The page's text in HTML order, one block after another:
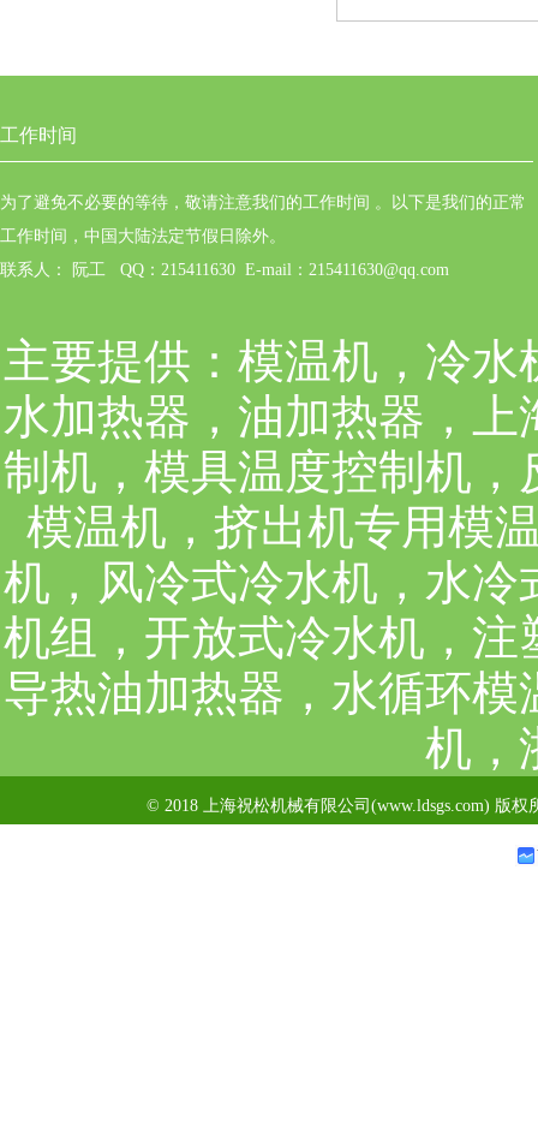
工作时间
为了避免不必要的等待，敬请注意我们的工作时间 。以下是我们的正常
工作时间，中国大陆法定节假日除外。
联系人： 阮工 QQ：215411630 E-mail：215411630@qq.com
主要提供： 模温机，冷水
水加热器，油加热器，
制机，模具温度控制机
模温机，挤出机专用模
机，风冷式冷水机，水
机组，开放式冷水机，
导热油加热器，水循环
机，
© 2018 上海祝松机械有限公司(www.ldsgs.com) 版权